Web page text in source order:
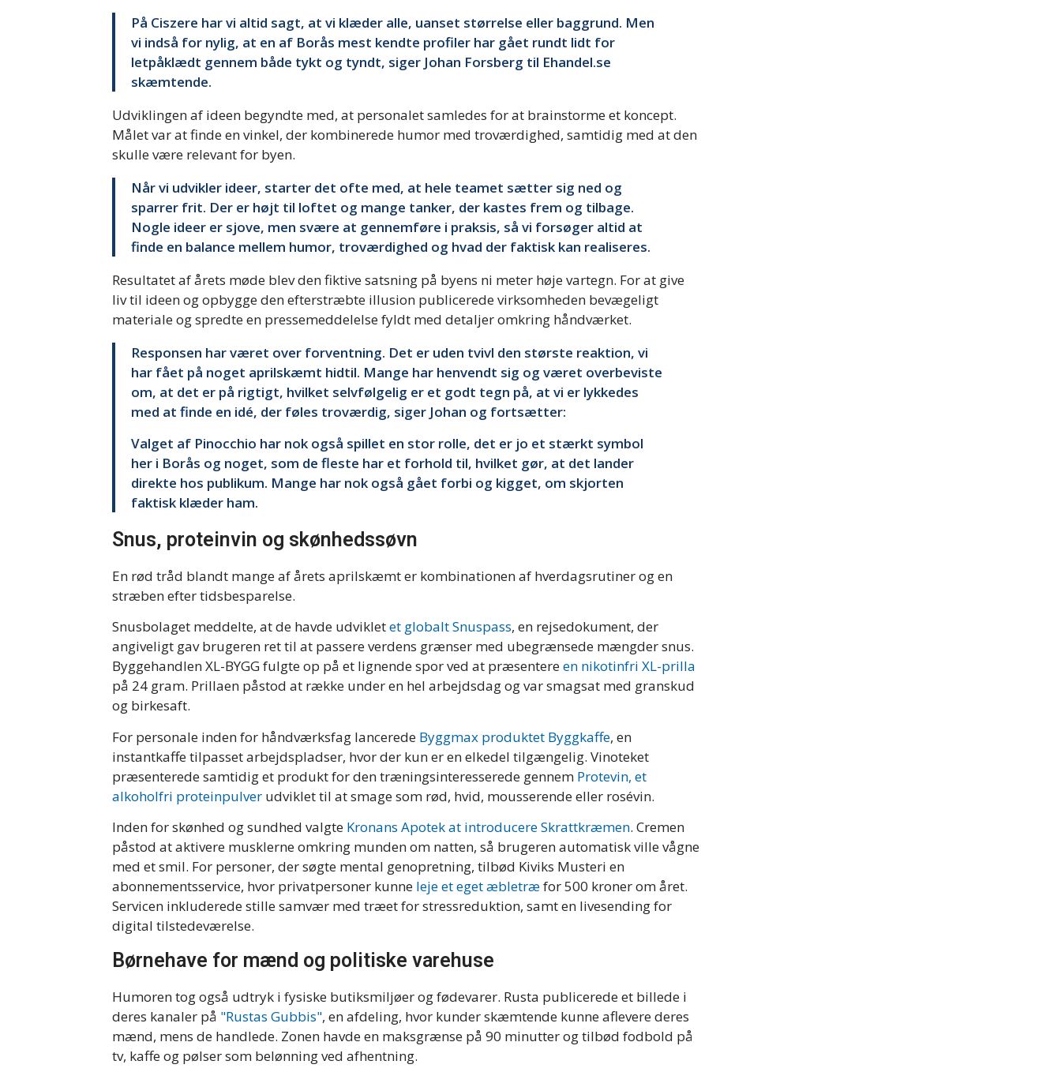
På Ciszere har vi altid sagt, at vi klæder alle, uanset størrelse eller baggrund. Men
vi indså for nylig, at en af Borås mest kendte profiler har gået rundt lidt for
letpåklædt gennem både tykt og tyndt, siger Johan Forsberg til Ehandel.se
skæmtende.
Udviklingen af ideen begyndte med, at personalet samledes for at brainstorme et koncept.
Målet var at finde en vinkel, der kombinerede humor med troværdighed, samtidig med at den
skulle være relevant for byen.
Når vi udvikler ideer, starter det ofte med, at hele teamet sætter sig ned og
sparrer frit. Der er højt til loftet og mange tanker, der kastes frem og tilbage.
Nogle ideer er sjove, men svære at gennemføre i praksis, så vi forsøger altid at
finde en balance mellem humor, troværdighed og hvad der faktisk kan realiseres.
Resultatet af årets møde blev den fiktive satsning på byens ni meter høje vartegn. For at give
liv til ideen og opbygge den efterstræbte illusion publicerede virksomheden bevægeligt
materiale og spredte en pressemeddelelse fyldt med detaljer omkring håndværket.
Responsen har været over forventning. Det er uden tvivl den største reaktion, vi
har fået på noget aprilskæmt hidtil. Mange har henvendt sig og været overbeviste
om, at det er på rigtigt, hvilket selvfølgelig er et godt tegn på, at vi er lykkedes
med at finde en idé, der føles troværdig, siger Johan og fortsætter:
Valget af Pinocchio har nok også spillet en stor rolle, det er jo et stærkt symbol
her i Borås og noget, som de fleste har et forhold til, hvilket gør, at det lander
direkte hos publikum. Mange har nok også gået forbi og kigget, om skjorten
faktisk klæder ham.
Snus, proteinvin og skønhedssøvn
En rød tråd blandt mange af årets aprilskæmt er kombinationen af hverdagsrutiner og en
stræben efter tidsbesparelse.
Snusbolaget meddelte, at de havde udvikletet globalt Snuspass, en rejsedokument, der
angiveligt gav brugeren ret til at passere verdens grænser med ubegrænsede mængder snus.
Byggehandlen XL-BYGG fulgte op på et lignende spor ved at præsentere en nikotinfri XL-prilla
på 24 gram. Prillaen påstod at række under en hel arbejdsdag og var smagsat med granskud
og birkesaft.
For personale inden for håndværksfag lancerede Byggmax produktet Byggkaffe, en
instantkaffe tilpasset arbejdspladser, hvor der kun er en elkedel tilgængelig. Vinoteket
præsenterede samtidig et produkt for den træningsinteresserede gennem Protevin, et
alkoholfri proteinpulver udviklet til at smage som rød, hvid, mousserende eller rosévin.
Inden for skønhed og sundhed valgte Kronans Apotek at introducere Skrattkræmen. Cremen
påstod at aktivere musklerne omkring munden om natten, så brugeren automatisk ville vågne
med et smil. For personer, der søgte mental genopretning, tilbød Kiviks Musteri en
abonnementsservice, hvor privatpersoner kunne leje et eget æbletræfor 500 kroner om året.
Servicen inkluderede stille samvær med træet for stressreduktion, samt en livesending for
digital tilstedeværelse.
Børnehave for mænd og politiske varehuse
Humoren tog også udtryk i fysiske butiksmiljøer og fødevarer. Rusta publicerede et billede i
deres kanaler på "Rustas Gubbis", en afdeling, hvor kunder skæmtende kunne aflevere deres
mænd, mens de handlede. Zonen havde en maksgrænse på 90 minutter og tilbød fodbold på
tv, kaffe og pølser som belønning ved afhentning.